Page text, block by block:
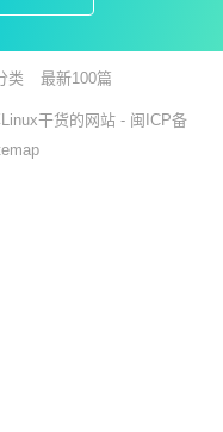
类 最新100篇
干货的网站 - 闽ICP备